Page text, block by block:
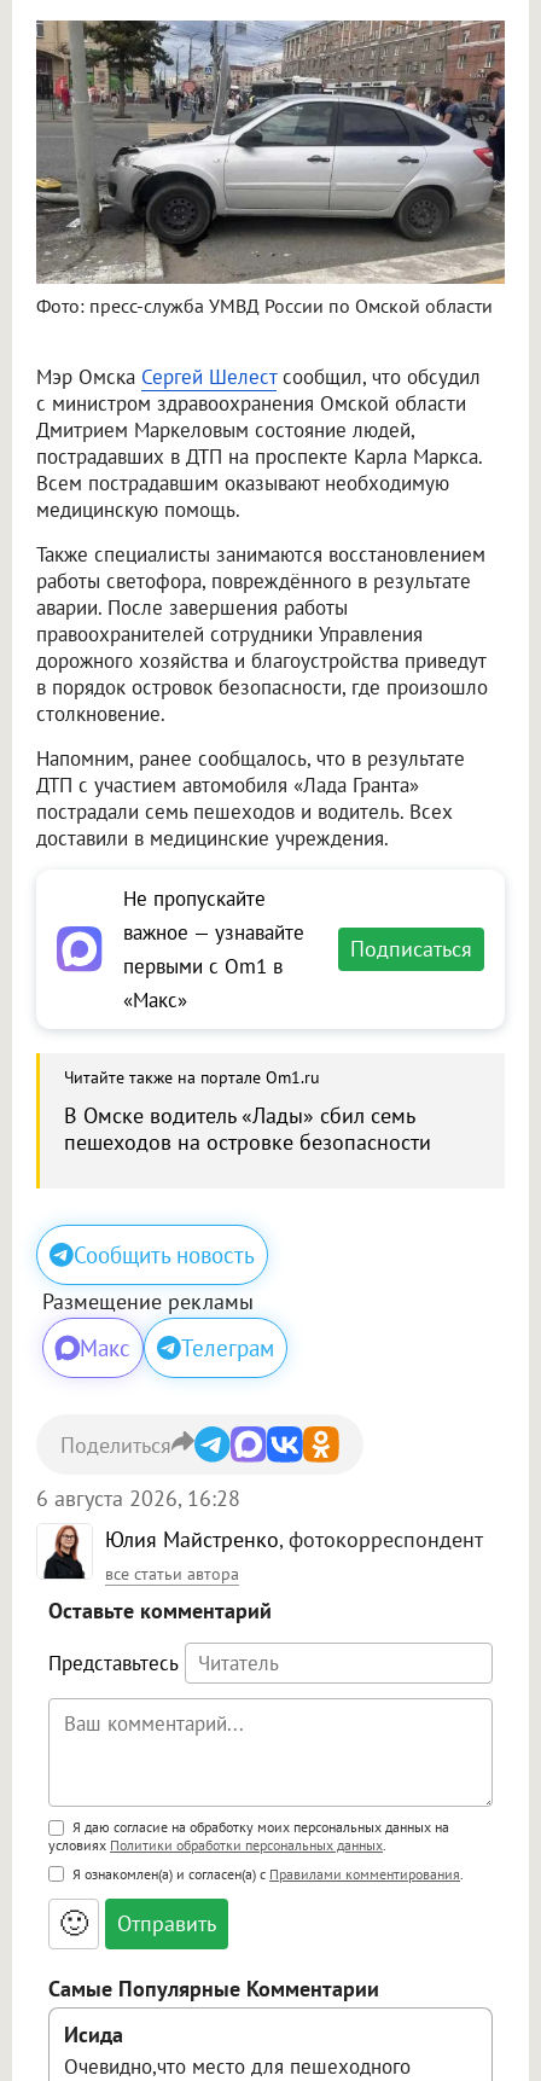
Фото: пресс-служба УМВД России по Омской области
Мэр Омска Сергей Шелестсообщил, что обсудил
с министром здравоохранения Омской области
Дмитрием Маркеловым состояние людей,
пострадавших в ДТП на проспекте Карла Маркса.
Всем пострадавшим оказывают необходимую
медицинскую помощь.
Также специалисты занимаются восстановлением
работы светофора, повреждённого в результате
аварии. После завершения работы
правоохранителей сотрудники Управления
дорожного хозяйства и благоустройства приведут
в порядок островок безопасности, где произошло
столкновение.
Напомним, ранее сообщалось, что в результате
ДТП с участием автомобиля «Лада Гранта»
пострадали семь пешеходов и водитель. Всех
доставили в медицинские учреждения.
Не пропускайте
важное — узнавайте
первыми с Om1 в
«Макс»
Подписаться
Читайте также на портале Om1.ru
В Омске водитель «Лады» сбил семь
пешеходов на островке безопасности
Сообщить новость
Размещение рекламы
Макс Телеграм
Юлия Майстренко, фотокорреспондент
все статьи автора
6 августа 2026, 16:28
Поделиться
Оставьте комментарий
Представьтесь
Поддержка HTML
<b>, <strong>, <u>, <i>, <em>, <s>, <big>,
<small>, <sup>, <sub>, <pre>, <ul>, <ol>, <li>,
<blockquote>, <code> экранирует HTML,
адреса URL автоматически становятся
ссылками, и [img]адрес[/img] будет
Я даю согласие на обработку моих персональных данных на
условиях Политики обработки персональных данных
Я ознакомлен(а) и согласен(а) с Правилами комментирования
🙂
Самые Популярные Комментарии
Исида
Очевидно,что место для пешеходного